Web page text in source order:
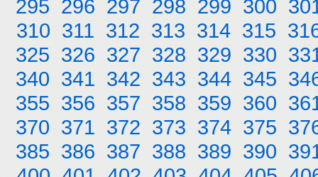
295 296 297 298 299 300
310 311 312 313 314 315
325 326 327 328 329 330
340 341 342 343 344 345
355 356 357 358 359 360
370 371 372 373 374 375
385 386 387 388 389 390